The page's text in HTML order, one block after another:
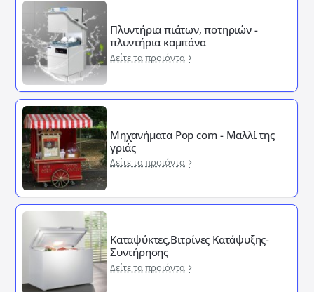
Πλυντήρια πιάτων, ποτηριών -
πλυντήρια καμπάνα
Δείτε τα προιόντα
Μηχανήματα Pop corn - Μαλλί της
γριάς
Δείτε τα προιόντα
Καταψύκτες,Βιτρίνες Κατάψυξης-
Συντήρησης
Δείτε τα προιόντα